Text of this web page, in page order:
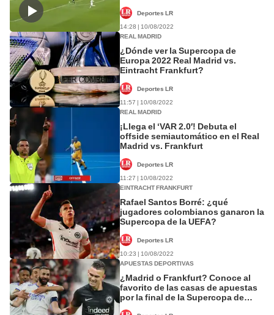
Deportes LR
14:28 | 10/08/2022
REAL MADRID
¿Dónde ver la Supercopa de
Europa 2022 Real Madrid vs.
Eintracht Frankfurt?
Deportes LR
11:57 | 10/08/2022
REAL MADRID
¡Llega el ‘VAR 2.0′! Debuta el
offside semiautomático en el Real
Madrid vs. Frankfurt
Deportes LR
11:27 | 10/08/2022
EINTRACHT FRANKFURT
Rafael Santos Borré: ¿qué
jugadores colombianos ganaron la
Supercopa de la UEFA?
Deportes LR
10:23 | 10/08/2022
APUESTAS DEPORTIVAS
¿Madrid o Frankfurt? Conoce al
favorito de las casas de apuestas
por la final de la Supercopa de